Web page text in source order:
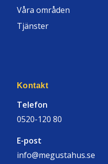
Våra områden
Tjänster
Kontakt
Telefon
0520-120 80
E-post
info@megustahus.se